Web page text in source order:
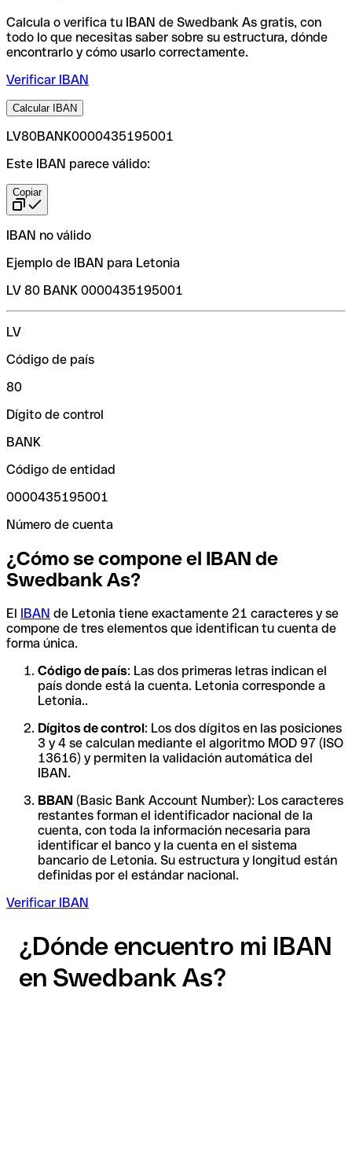
Calcula o verifica tu IBAN de Swedbank As gratis, con
todo lo que necesitas saber sobre su estructura, dónde
encontrarlo y cómo usarlo correctamente.
Verificar IBAN
Calcular IBAN
LV80BANK0000435195001
Este IBAN parece válido:
Copiar
IBAN no válido
Ejemplo de IBAN para Letonia
LV 80 BANK 0000435195001
LV
Código de país
80
Dígito de control
BANK
Código de entidad
0000435195001
Número de cuenta
¿Cómo se compone el IBAN de
Swedbank As?
El IBAN de Letonia tiene exactamente 21 caracteres y se
compone de tres elementos que identifican tu cuenta de
forma única.
Código de país: Las dos primeras letras indican el
país donde está la cuenta. Letonia corresponde a
Letonia..
Dígitos de control: Los dos dígitos en las posiciones
3 y 4 se calculan mediante el algoritmo MOD 97 (ISO
13616) y permiten la validación automática del
IBAN.
BBAN (Basic Bank Account Number): Los caracteres
restantes forman el identificador nacional de la
cuenta, con toda la información necesaria para
identificar el banco y la cuenta en el sistema
bancario de Letonia. Su estructura y longitud están
definidas por el estándar nacional.
Verificar IBAN
¿Dónde encuentro mi IBAN
en Swedbank As?